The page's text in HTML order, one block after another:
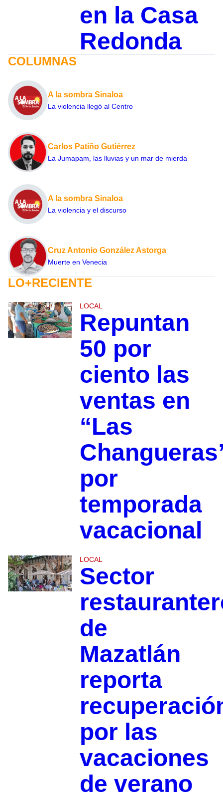
en la Casa
Redonda
COLUMNAS
A la sombra Sinaloa
La violencia llegó al Centro
Carlos Patiño Gutiérrez
La Jumapam, las lluvias y un mar de mierda
A la sombra Sinaloa
La violencia y el discurso
Cruz Antonio González Astorga
Muerte en Venecia
LO+RECIENTE
LOCAL
Repuntan
50 por
ciento las
ventas en
“Las
por
temporada
vacacional
LOCAL
Sector
de
Mazatlán
reporta
por las
vacaciones
de verano